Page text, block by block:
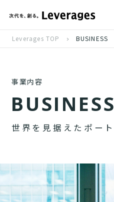
Leverages TOP BUSINESS
事業内容
BUSINESS
世 界 を 見 据 え た ポ ー ト